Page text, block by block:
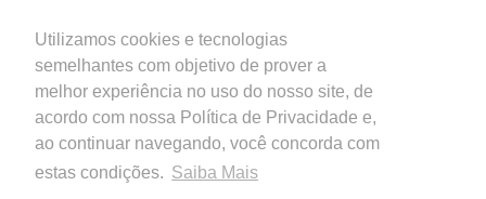
Utilizamos cookies e tecnologias
semelhantes com objetivo de prover a
melhor experiência no uso do nosso site, de
acordo com nossa Política de Privacidade e,
ao continuar navegando, você concorda com
estas condições. Saiba Mais